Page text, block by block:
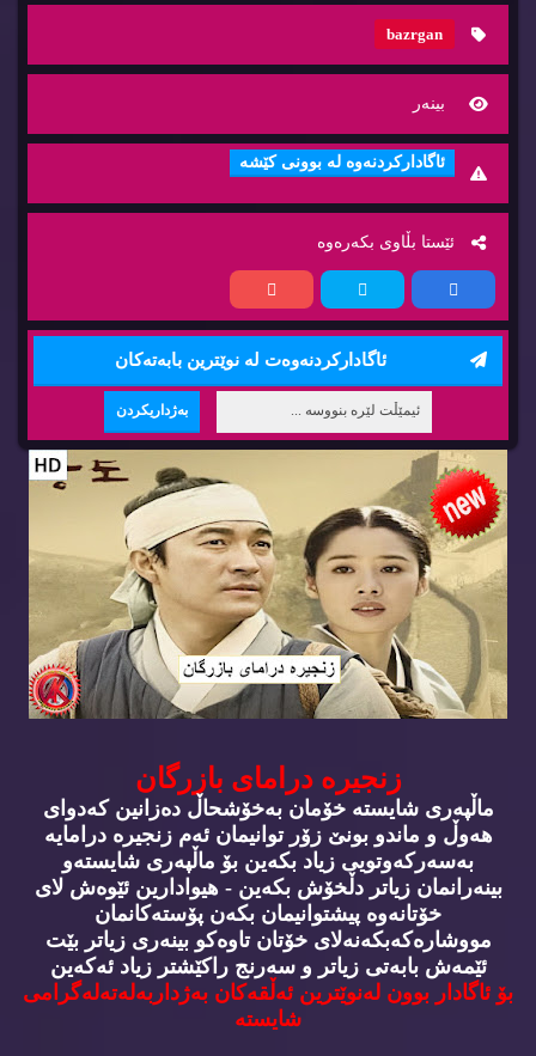
bazrgan
بینه‌ر
ئاگاداركردنه‌وه‌ له‌ بوونی كێشه‌
ئێستا بڵاوی بكه‌ره‌وه‌
ئاگاداركردنه‌وه‌ت له‌ نوێترین بابه‌ته‌كان
زنجیره‌ درامای بازرگان
ماڵپه‌ری شایسته‌ خۆمان به‌خۆشحاڵ ده‌زانین كه‌دوای
هه‌وڵ و ماندو بونێ زۆر توانیمان ئه‌م زنجیره‌ درامایه‌
به‌سه‌ركه‌وتویی زیاد بكه‌ین بۆ ماڵپه‌ری شایسته‌و
بینه‌رانمان زیاتر دڵخۆش بكه‌ین - هیوادارین ئێوه‌ش لای
خۆتانه‌وه‌ پیشتوانیمان بكه‌ن پۆسته‌كانمان
مووشاره‌كه‌بكه‌نه‌لای خۆتان تاوه‌كو بینه‌ری زیاتر بێت
ئێمه‌ش بابه‌تی زیاتر و سه‌رنج راكێشتر زیاد ئه‌كه‌ین
بۆ ئاگادار بوون له‌نوێترین ئه‌ڵقه‌كان به‌ژداربه‌له‌ته‌له‌گرامی
شایسته‌